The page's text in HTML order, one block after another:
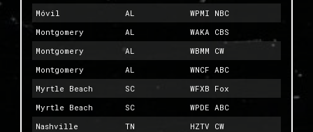
Móvil AL
WPMI NBC
Montgomery
AL
WAKA CBS
Montgomery
AL
WBMM CW
Montgomery
AL
WNCF ABC
Myrtle Beach
SC
WFXB Fox
Myrtle Beach
SC
WPDE ABC
Nashville
TN
HZTV CW